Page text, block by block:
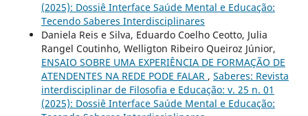
(2025): Dossiê Interface Saúde Mental e Educação:
Tecendo Saberes Interdisciplinares
Daniela Reis e Silva, Eduardo Coelho Ceotto, Julia
Rangel Coutinho, Welligton Ribeiro Queiroz Júnior,
ENSAIO SOBRE UMA EXPERIÊNCIA DE FORMAÇÃO DE
ATENDENTES NA REDE PODE FALAR , Saberes: Revista
interdisciplinar de Filosofia e Educação: v. 25 n. 01
(2025): Dossiê Interface Saúde Mental e Educação: